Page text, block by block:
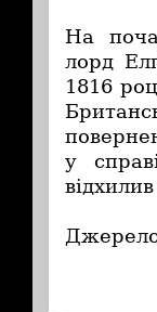
На
лорд
1816
у